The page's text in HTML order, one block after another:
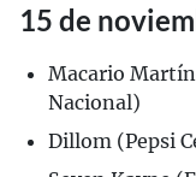
15 de
Macario
Nacional)
Dillom (Pepsi